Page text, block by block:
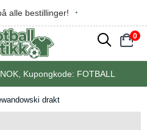
alle bestillinger!
󰂨 0
󰃠
NOK, Kupongkode: FOTBALL
drakt